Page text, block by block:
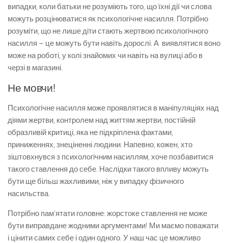
випадки, коли батьки не розуміють того, що їхні дії чи слова
можуть розцінюватися як психологічне насилля. Потрібно
розуміти, що не лише діти стають жертвою психологічного
насилля – це можуть бути навіть дорослі. А виявлятися воно
може на роботі, у колі знайомих чи навіть на вулиці або в
черзі в магазині.
Не мовчи!
Психологічне насилля може проявлятися в маніпуляціях над
діями жертви, контролем над життям жертви, постійній
образливій критиці, яка не підкріплена фактами,
приниженнях, знеціненні людини. Напевно, кожен, хто
зіштовхнувся з психологічним насиллям, хоче позбавитися
такого ставлення до себе. Наслідки такого впливу можуть
бути ще більш жахливими, ніж у випадку фізичного
насильства.
Потрібно пам’ятати головне: жорстоке ставлення не може
бути виправдане жодними аргументами! Ми маємо поважати
і цінити самих себе і один одного. У наш час це можливо